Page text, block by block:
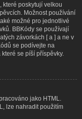
které poskytují velkou
Možnost používání
možné pro jednotlivé
BBKódy se používají
závorkách [ a ] a ne v
se podívejte na
se píší příspěvky.
jako HTML.
lze nahradit použitím